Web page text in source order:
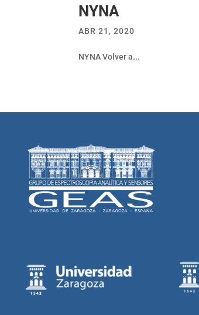
NYNA
ABR 21, 2020
NYNA Volver a...